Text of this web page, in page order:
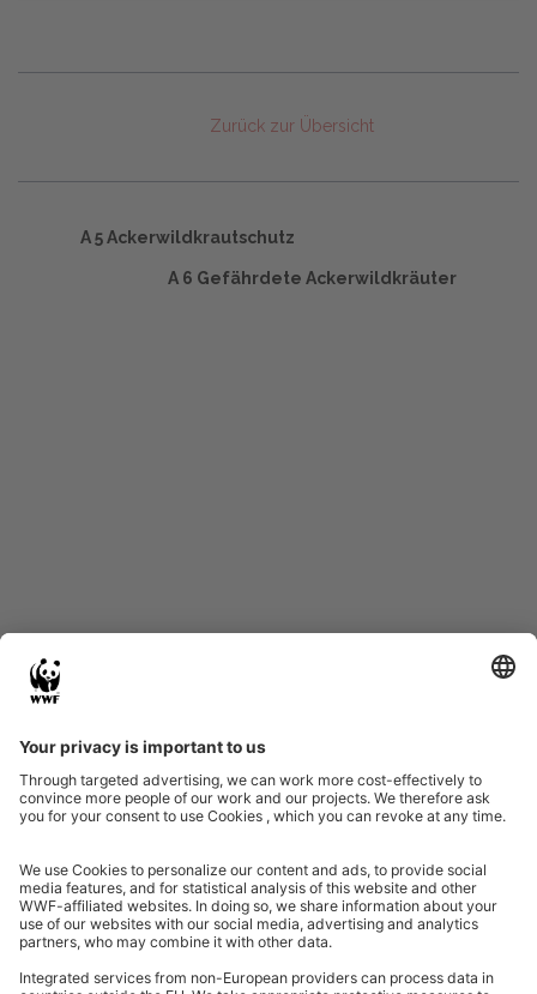
Zurück zur Übersicht
A 5 Ackerwildkrautschutz
A 6 Gefährdete Ackerwildkräuter
Eine Initiative von
Partner & Auszeichnungen
Ein Projekt der Aktionsplattform von Unternehmen Biologische Vielfalt 2020